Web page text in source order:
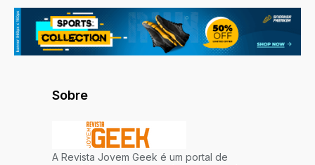
Sobre
A Revista Jovem Geek é um portal de